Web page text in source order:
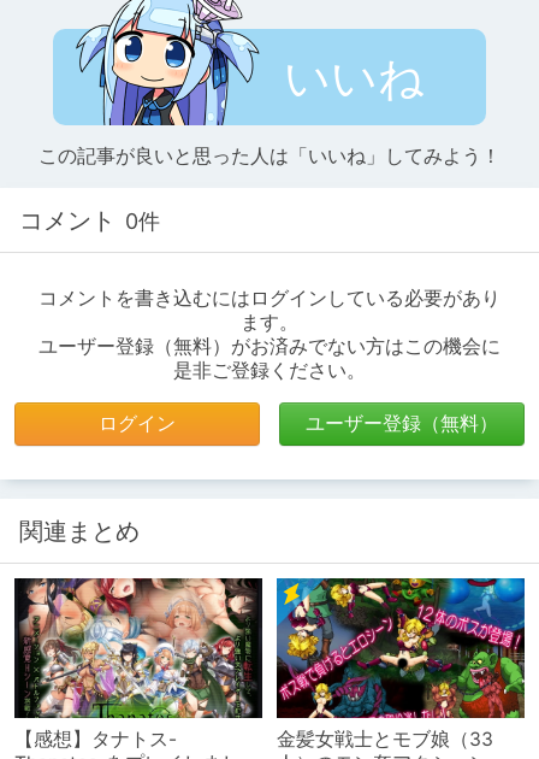
いいね
この記事が良いと思った人は「いいね」してみよう！
コメント 0件
コメントを書き込むにはログインしている必要があり
ます。
ユーザー登録（無料）がお済みでない方はこの機会に
是非ご登録ください。
ログイン ユーザー登録（無料）
関連まとめ
【感想】タナトス-
金髪女戦士とモブ娘（33